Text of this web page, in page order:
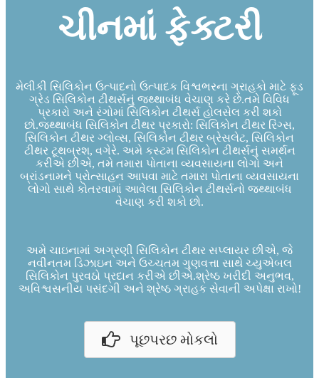
ચીનમાં ફેક્ટરી
મેલીકી સિલિકોન ઉત્પાદનો ઉત્પાદક વિશ્વભરના ગ્રાહકો માટે ફૂડ
ગ્રેડ સિલિકોન ટીથર્સનું જથ્થાબંધ વેચાણ કરે છે.તમે વિવિધ
પ્રકારો અને રંગોમાં સિલિકોન ટીથર્સ હોલસેલ કરી શકો
છો.જથ્થાબંધ સિલિકોન ટીથર પ્રકારો: સિલિકોન ટીથર રિંગ્સ,
સિલિકોન ટીથર ગ્લોવ્સ, સિલિકોન ટીથર બ્રેસલેટ, સિલિકોન
ટીથર ટૂથબ્રશ, વગેરે. અમે કસ્ટમ સિલિકોન ટીથર્સનું સમર્થન
કરીએ છીએ, તમે તમારા પોતાના વ્યવસાયના લોગો અને
બ્રાંડનામને પ્રોત્સાહન આપવા માટે તમારા પોતાના વ્યવસાયના
લોગો સાથે કોતરવામાં આવેલા સિલિકોન ટીથર્સનો જથ્થાબંધ
વેચાણ કરી શકો છો.
અમે ચાઇનામાં અગ્રણી સિલિકોન ટીથર સપ્લાયર છીએ, જે
નવીનતમ ડિઝાઇન અને ઉચ્ચતમ ગુણવત્તા સાથે ચ્યુએબલ
સિલિકોન પુરવઠો પ્રદાન કરીએ છીએ.શ્રેષ્ઠ ખરીદી અનુભવ,
અવિશ્વસનીય પસંદગી અને શ્રેષ્ઠ ગ્રાહક સેવાની અપેક્ષા રાખો!
પૂછપરછ મોકલો